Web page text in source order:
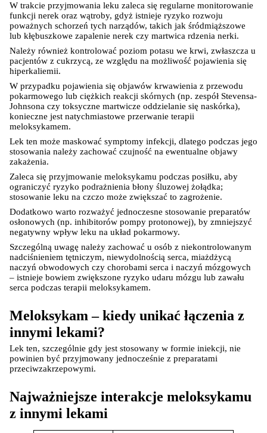
AKCEPTUJĘ WSZYSTKIE
W trakcie przyjmowania leku zaleca się regularne monitorowanie
funkcji nerek oraz wątroby, gdyż istnieje ryzyko rozwoju
poważnych schorzeń tych narządów, takich jak śródmiąższowe
lub kłębuszkowe zapalenie nerek czy martwica rdzenia nerki.
Należy również kontrolować poziom potasu we krwi, zwłaszcza u
pacjentów z cukrzycą, ze względu na możliwość pojawienia się
hiperkaliemii.
W przypadku pojawienia się objawów krwawienia z przewodu
pokarmowego lub ciężkich reakcji skórnych (np. zespół Stevensa-
Johnsona czy toksyczne martwicze oddzielanie się naskórka),
konieczne jest natychmiastowe przerwanie terapii
meloksykamem.
Lek ten może maskować symptomy infekcji, dlatego podczas jego
stosowania należy zachować czujność na ewentualne objawy
zakażenia.
Zaleca się przyjmowanie meloksykamu podczas posiłku, aby
ograniczyć ryzyko podrażnienia błony śluzowej żołądka;
stosowanie leku na czczo może zwiększać to zagrożenie.
Dodatkowo warto rozważyć jednoczesne stosowanie preparatów
osłonowych (np. inhibitorów pompy protonowej), by zmniejszyć
negatywny wpływ leku na układ pokarmowy.
Szczególną uwagę należy zachować u osób z niekontrolowanym
nadciśnieniem tętniczym, niewydolnością serca, miażdżycą
naczyń obwodowych czy chorobami serca i naczyń mózgowych
– istnieje bowiem zwiększone ryzyko udaru mózgu lub zawału
serca podczas terapii meloksykamem.
Meloksykam – kiedy unikać łączenia z
innymi lekami?
Lek ten, szczególnie gdy jest stosowany w formie iniekcji, nie
powinien być przyjmowany jednocześnie z preparatami
przeciwzakrzepowymi.
Najważniejsze interakcje meloksykamu
z innymi lekami